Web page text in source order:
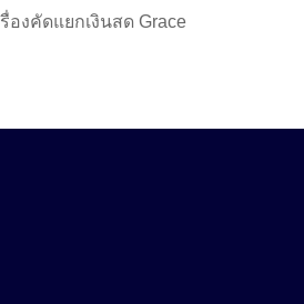
องคัดแยกเงินสด Grace